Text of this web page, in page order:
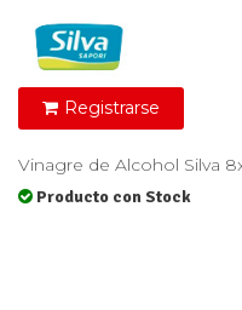
Registrarse
Vinagre de Alcohol Silva
Producto con Stock